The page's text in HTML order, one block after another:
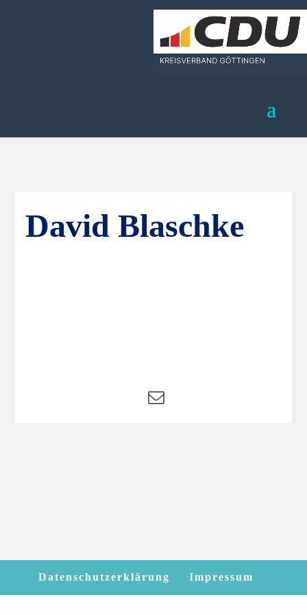
David Blaschke
Datenschutzerklärung Impressum